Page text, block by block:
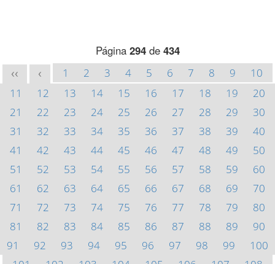
Página 294de 434
<< < 1 2 3 4 5 6 7 8 9
10
11
12 13 14 15 16 17 18 19
20
21
22 23 24 25 26 27 28 29
30
31
32 33 34 35 36 37 38 39
40
41
42 43 44 45 46 47 48 49
50
51
52 53 54 55 56 57 58 59
60
61
62 63 64 65 66 67 68 69
70
71
72 73 74 75 76 77 78 79
80
81
82 83 84 85 86 87 88 89
90
91
92 93 94 95 96 97 98 99
100